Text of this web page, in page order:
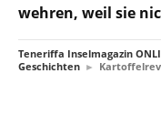
wehren, weil sie
Teneriffa Inselmagazin
Geschichten ►